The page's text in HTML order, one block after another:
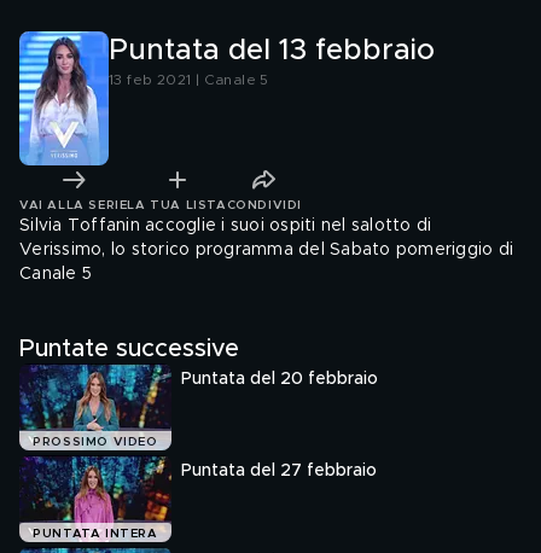
Puntata del 13 febbraio
13 feb 2021 | Canale 5
VAI ALLA SERIE LA TUA LISTA CONDIVIDI
Silvia Toffanin accoglie i suoi ospiti nel salotto di
Verissimo, lo storico programma del Sabato pomeriggio di
Canale 5
Puntate successive
PROSSIMO VIDEO
Puntata del 20 febbraio
PUNTATA INTERA
Puntata del 27 febbraio